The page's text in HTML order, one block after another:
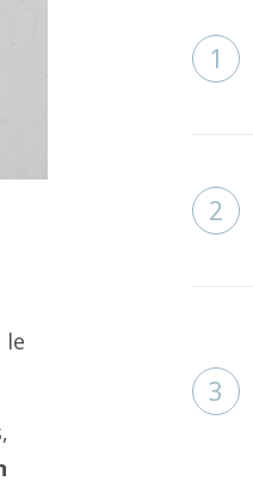
le
1
2
3